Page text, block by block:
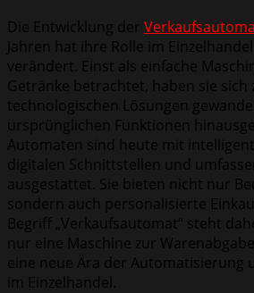
Die Entwicklung der
Jahren hat ihre Rolle im
verändert. Einst als einfache
Getränke betrachtet, haben sie sich
technologischen Lösungen
ursprünglichen Funktionen
Automaten sind heute mit
digitalen Schnittstellen und
ausgestattet. Sie bieten nicht nur
sondern auch personalisierte
Begriff „Verkaufsautomat“ steht
nur eine Maschine zur
eine neue Ära der Automatisierung
im Einzelhandel.